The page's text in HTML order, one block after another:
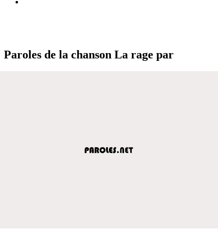
Paroles de la chanson La rage par